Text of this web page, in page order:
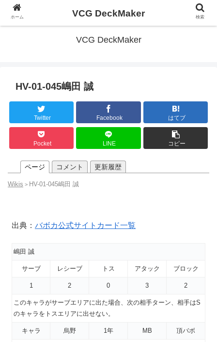
VCG DeckMaker
HV-01-045嶋田 誠
Twitter Facebook はてブ
Pocket LINE コピー
ページ コメント 更新履歴
Wikis > HV-01-045嶋田 誠
出典： バボカ公式サイトカード一覧
嶋田 誠
サーブ レシーブ トス アタック ブロック
1 2 0 3 2
このキャラがサーブエリアに出た場合、次の相手ターン、相手はS
のキャラをトスエリアに出せない。
キャラ 烏野 1年 MB 頂バボ
ホーム VCG DeckMaker 検索